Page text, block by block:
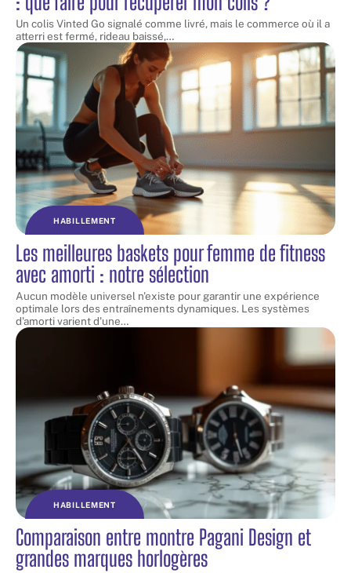
Un colis Vinted Go signalé comme livré, mais le commerce où il a
atterri est fermé, rideau baissé,…
HABILLEMENT
Les meilleures baskets pour femme de fitness
avec amorti : notre sélection
Aucun modèle universel n'existe pour garantir une expérience
optimale lors des entraînements dynamiques. Les systèmes
d'amorti varient d'une…
HABILLEMENT
Comparaison entre montre Pagani Design et
grandes marques horlogères